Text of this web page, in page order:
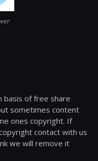
basis of free share
sometimes content
ones copyright. If
contact with us
we will remove it